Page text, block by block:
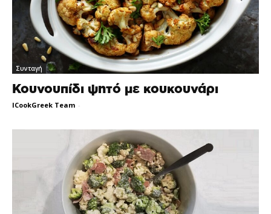
Συνταγή
Κουνουπίδι ψητό με κουκουνάρι
ICookGreek Team -